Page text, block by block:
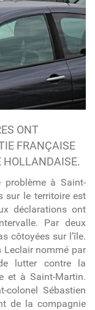
ONT
FRANÇAISE
HOLLANDAISE.
à Saint-
sur le territoire est
déclarations ont
Par deux
côtoyées sur l’île.
Leclair nommé par
lutter contre la
et à Saint-Martin.
Sébastien
de la compagnie